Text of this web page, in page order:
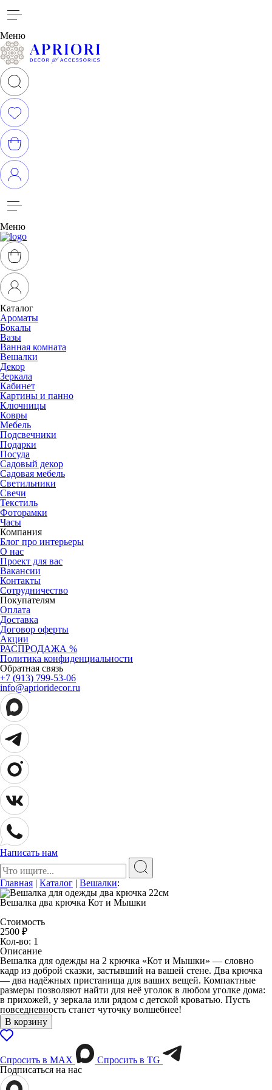
Меню
Меню
Каталог
Ароматы
Бокалы
Вазы
Ванная комната
Вешалки
Декор
Зеркала
Кабинет
Картины и панно
Ключницы
Ковры
Мебель
Подсвечники
Подарки
Посуда
Садовый декор
Садовая мебель
Светильники
Свечи
Текстиль
Фоторамки
Часы
Компания
Блог про интерьеры
О нас
Проект для вас
Вакансии
Контакты
Сотрудничество
Покупателям
Оплата
Доставка
Договор оферты
Акции
РАСПРОДАЖА %
Политика конфиденциальности
Обратная связь
+7 (913) 799-53-06
info@aprioridecor.ru
Написать нам
Поиск:
Главная | Каталог | Вешалки:
Вешалка два крючка Кот и Мышки
Стоимость
2500 ₽
Кол-во: 1
Описание
Вешалка для одежды на 2 крючка «Кот и Мышки» — словно
кадр из доброй сказки, застывший на вашей стене. Два крючка
— два надёжных пристанища для ваших вещей. Компактные
размеры позволяют найти для неё уголок в любом уголке дома:
в прихожей, у зеркала или рядом с детской кроватью. Пусть
повседневность станет чуточку волшебнее!
В корзину
Спросить в МАХ
Спросить в TG
Подписаться на нас